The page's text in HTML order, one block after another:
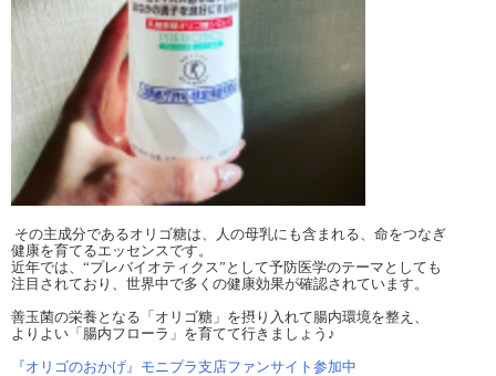
その主成分であるオリゴ糖は、人の母乳にも含まれる、命をつなぎ
健康を育てるエッセンスです。
近年では、“プレバイオティクス”として予防医学のテーマとしても
注目されており、世界中で多くの健康効果が確認されています。
善玉菌の栄養となる「オリゴ糖」を摂り入れて腸内環境を整え、
よりよい「腸内フローラ」を育てて行きましょう♪
『オリゴのおかげ』モニプラ支店ファンサイト参加中